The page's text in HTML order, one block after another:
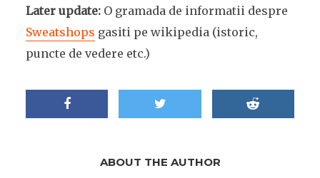
Later update:O gramada de informatii despre
Sweatshops gasiti pe wikipedia (istoric,
puncte de vedere etc.)
ABOUT THE AUTHOR